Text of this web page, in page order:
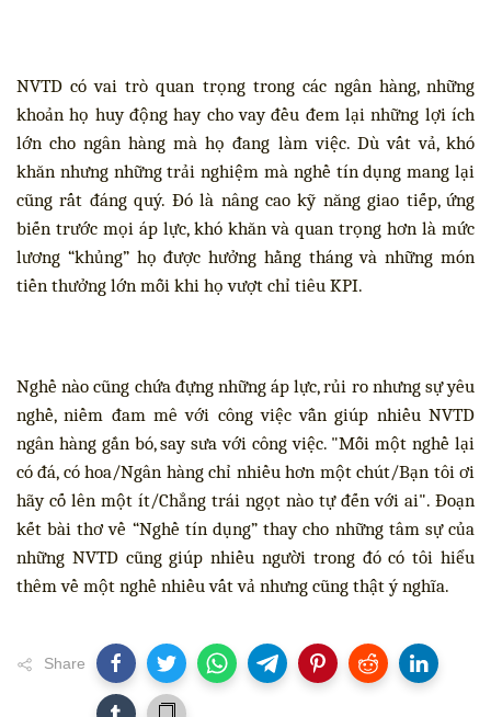
NVTD có vai trò quan trọng trong các ngân hàng, những
khoản họ huy động hay cho vay đều đem lại những lợi ích
lớn cho ngân hàng mà họ đang làm việc. Dù vất vả, khó
khăn nhưng những trải nghiệm mà nghề tín dụng mang lại
cũng rất đáng quý. Đó là nâng cao kỹ năng giao tiếp, ứng
biến trước mọi áp lực, khó khăn và quan trọng hơn là mức
lương “khủng” họ được hưởng hằng tháng và những món
tiền thưởng lớn mỗi khi họ vượt chỉ tiêu KPI.
Nghề nào cũng chứa đựng những áp lực, rủi ro nhưng sự yêu
nghề, niềm đam mê với công việc vẫn giúp nhiều NVTD
ngân hàng gắn bó, say sưa với công việc. "Mỗi một nghề lại
có đá, có hoa/Ngân hàng chỉ nhiều hơn một chút/Bạn tôi ơi
hãy cố lên một ít/Chẳng trái ngọt nào tự đến với ai". Đoạn
kết bài thơ về “Nghề tín dụng” thay cho những tâm sự của
những NVTD cũng giúp nhiều người trong đó có tôi hiểu
thêm về một nghề nhiều vất vả nhưng cũng thật ý nghĩa.
Share